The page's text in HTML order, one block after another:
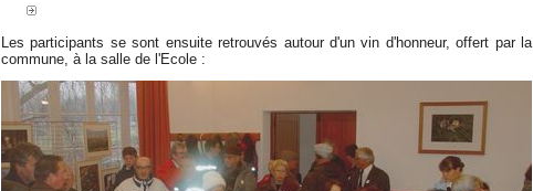
Les participants se sont ensuite retrouvés autour d'un vin d'honneur, offert par la
commune, à la salle de l'Ecole :